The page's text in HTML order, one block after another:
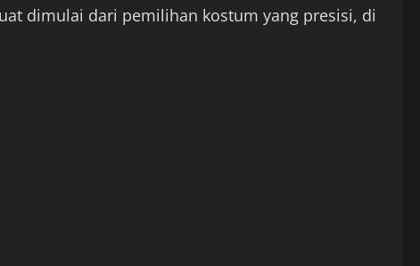
dimulai dari pemilihan kostum yang presisi, di